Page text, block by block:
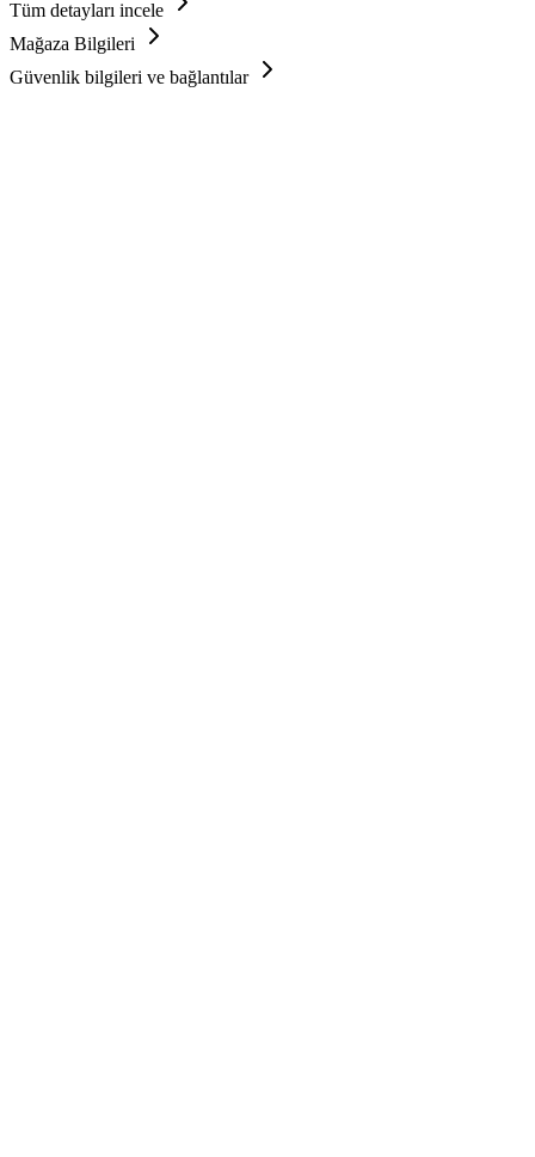
Tüm detayları incele
Mağaza Bilgileri
Güvenlik bilgileri ve bağlantılar